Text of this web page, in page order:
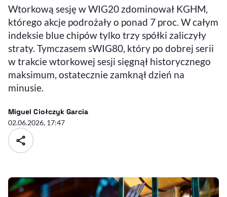
Sprawdź, jak i dlaczego zwiększamy dostępność , otwiera się w nowym
Deklaracja dostępności , otwiera się w nowym oknie
Zgłoś problem
, otwiera się w
Wtorkową sesję w WIG20 zdominował KGHM,
którego akcje podrożały o ponad 7 proc. W całym
indeksie blue chipów tylko trzy spółki zaliczyły
straty. Tymczasem sWIG80, który po dobrej serii
w trakcie wtorkowej sesji sięgnął historycznego
maksimum, ostatecznie zamknął dzień na
minusie.
Miguel Ciołczyk Garcia- autor artykułu - profil
02.06.2026, 17:47